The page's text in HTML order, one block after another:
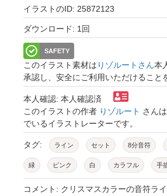
イラストのID: 25872123
ダウンロード: 1回
SAFETY
このイラスト素材は りゾルートさん本
承認し、安全にご利用いただけること
本人確認: 本人確認済
このイラストの作者 りゾルート さん
でいるイラストレーターです。
タグ: ライン セット 8分音符
緑 ピンク 白 カラフル 手
コメント: クリスマスカラーの音符ラ